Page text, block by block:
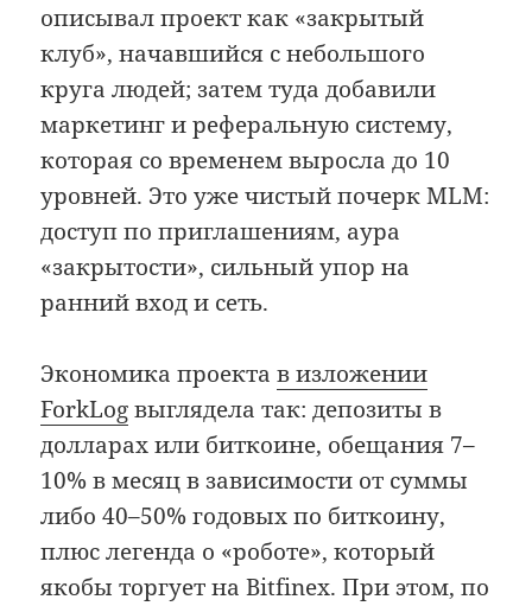
описывал проект как «закрытый
клуб», начавшийся с небольшого
круга людей; затем туда добавили
маркетинг и реферальную систему,
которая со временем выросла до 10
уровней. Это уже чистый почерк MLM:
доступ по приглашениям, аура
«закрытости», сильный упор на
ранний вход и сеть.
Экономика проектав изложении
ForkLogвыглядела так: депозиты в
долларах или биткоине, обещания 7–
10% в месяц в зависимости от суммы
либо 40–50% годовых по биткоину,
плюс легенда о «роботе», который
якобы торгует на Bitfinex. При этом, по